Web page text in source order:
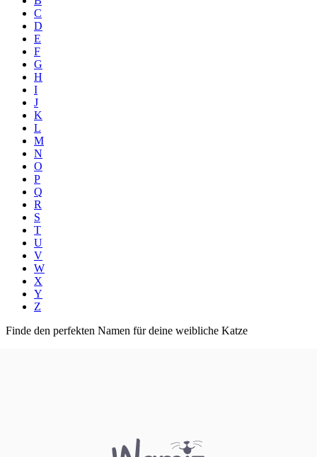
C
D
E
F
G
H
I
J
K
L
M
N
O
P
Q
R
S
T
U
V
W
X
Y
Z
Finde den perfekten Namen für deine weibliche Katze